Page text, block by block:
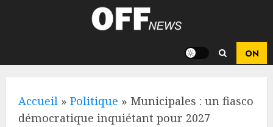
Accueil » Politique » Municipales : un fiasco
démocratique inquiétant pour 2027